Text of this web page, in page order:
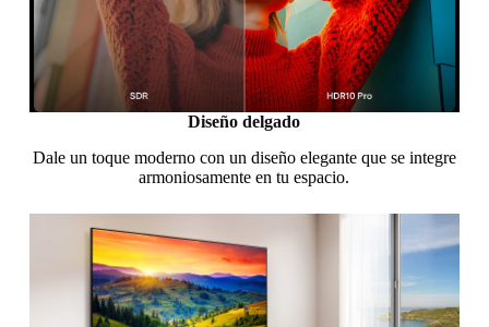
Diseño delgado
Dale un toque moderno con un diseño elegante que se integre
armoniosamente en tu espacio.